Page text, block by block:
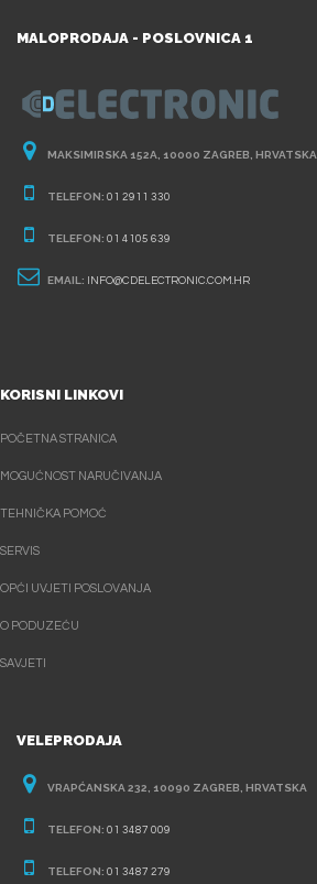
MALOPRODAJA - POSLOVNICA 1
MAKSIMIRSKA 152A, 10000 ZAGREB, HRVATSKA
TELEFON: 01 2911 330
TELEFON: 01 4105 639
EMAIL: INFO@CDELECTRONIC.COM.HR
KORISNI LINKOVI
POČETNA STRANICA
MOGUĆNOST NARUČIVANJA
TEHNIČKA POMOĆ
SERVIS
OPĆI UVJETI POSLOVANJA
O PODUZEĆU
SAVJETI
VELEPRODAJA
VRAPĆANSKA 232, 10090 ZAGREB, HRVATSKA
TELEFON: 01 3487 009
TELEFON: 01 3487 279